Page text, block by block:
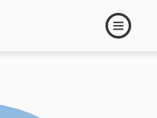
öffnen